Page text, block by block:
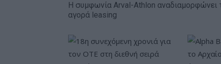
Η συμφωνία Arval-Athlon αναδιαμορφώνει
αγορά leasing